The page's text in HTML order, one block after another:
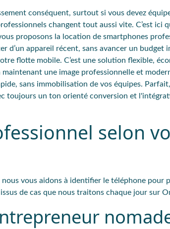
conséquent, surtout si vous devez
changent tout aussi vite. C’est ici
proposons la location de smartphones
appareil récent, sans avancer un budget
flotte mobile. C’est une solution flexible,
une image professionnelle et
sans immobilisation de vos équipes.
toujours un ton orienté conversion et
selon
nous vous aidons à identifier le téléphone pour
de cas que nous traitons chaque jour sur